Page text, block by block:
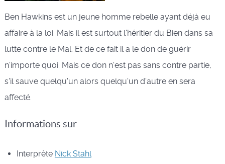
Ben Hawkins est un jeune homme rebelle ayant déjà eu
affaire à la loi. Mais il est surtout l'héritier du Bien dans sa
lutte contre le Mal. Et de ce fait il a le don de guérir
n'importe quoi. Mais ce don n'est pas sans contre partie,
s'il sauve quelqu'un alors quelqu'un d'autre en sera
affecté.
Informations sur
Interprète Nick Stahl